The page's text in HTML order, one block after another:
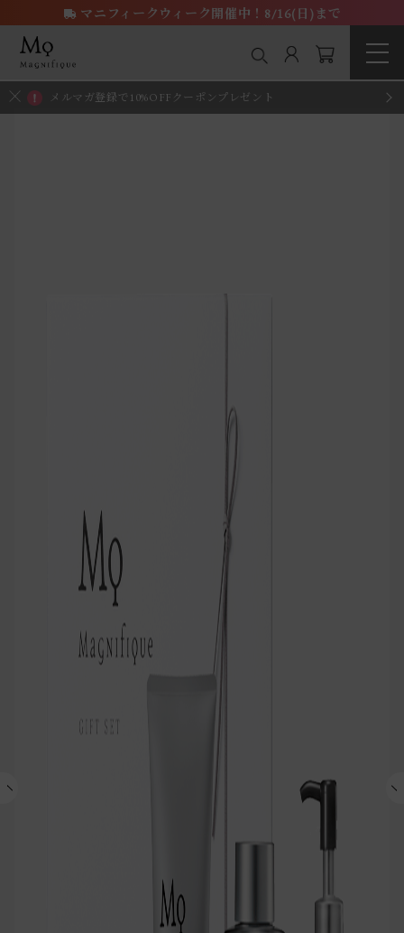
メルマガ登録で10%OFFクーポンプレゼント
マニフィークウィーク開催中！8/16(日)まで